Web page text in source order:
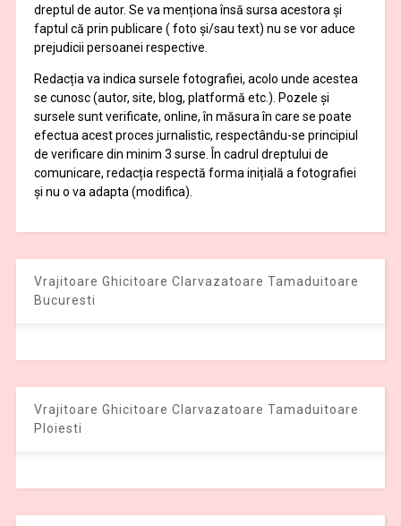
dreptul de autor. Se va menționa însă sursa acestora și
faptul că prin publicare ( foto și/sau text) nu se vor aduce
prejudicii persoanei respective.
Redacția va indica sursele fotografiei, acolo unde acestea
se cunosc (autor, site, blog, platformă etc.). Pozele și
sursele sunt verificate, online, în măsura în care se poate
efectua acest proces jurnalistic, respectându-se principiul
de verificare din minim 3 surse. În cadrul dreptului de
comunicare, redacția respectă forma inițială a fotografiei
și nu o va adapta (modifica).
Vrajitoare Ghicitoare Clarvazatoare Tamaduitoare
Bucuresti
Vrajitoare Ghicitoare Clarvazatoare Tamaduitoare
Ploiesti